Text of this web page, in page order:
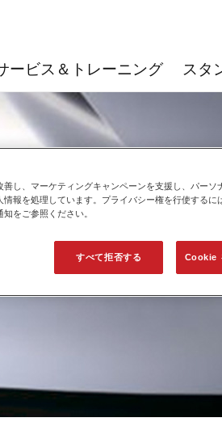
ービス＆トレーニング スタ
し、マーケティングキャンペーンを支援し、パーソ
報を処理しています。プライバシー権を行使するに
をご参照ください。
すべて拒否する Cookie